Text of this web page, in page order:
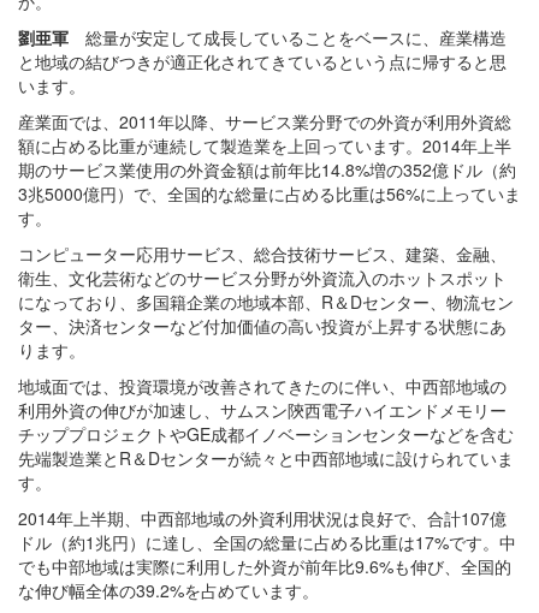
劉亜軍 総量が安定して成長していることをベースに、産業構造
と地域の結びつきが適正化されてきているという点に帰すると思
います。
産業面では、2011年以降、サービス業分野での外資が利用外資総
額に占める比重が連続して製造業を上回っています。2014年上半
期のサービス業使用の外資金額は前年比14.8%増の352億ドル（約
3兆5000億円）で、全国的な総量に占める比重は56%に上っていま
す。
コンピューター応用サービス、総合技術サービス、建築、金融、
衛生、文化芸術などのサービス分野が外資流入のホットスポット
になっており、多国籍企業の地域本部、R＆Dセンター、物流セン
ター、決済センターなど付加価値の高い投資が上昇する状態にあ
ります。
地域面では、投資環境が改善されてきたのに伴い、中西部地域の
利用外資の伸びが加速し、サムスン陝西電子ハイエンドメモリー
チッププロジェクトやGE成都イノベーションセンターなどを含む
先端製造業とR＆Dセンターが続々と中西部地域に設けられていま
す。
2014年上半期、中西部地域の外資利用状況は良好で、合計107億
ドル（約1兆円）に達し、全国の総量に占める比重は17%です。中
でも中部地域は実際に利用した外資が前年比9.6%も伸び、全国的
な伸び幅全体の39.2%を占めています。